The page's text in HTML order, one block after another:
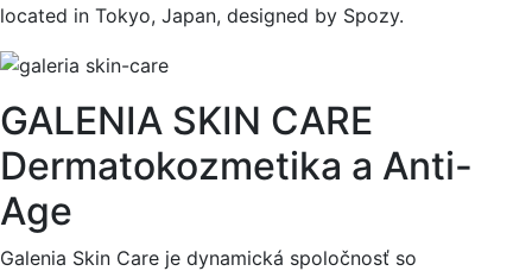
located in Tokyo, Japan, designed by Spozy.
GALENIA SKIN CARE
Dermatokozmetika a Anti-
Age
Galenia Skin Care je dynamická spoločnosť so